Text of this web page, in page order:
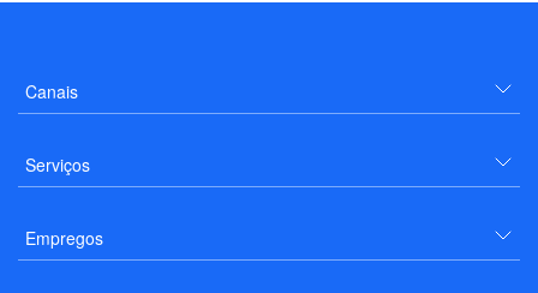
Canais
Serviços
Empregos